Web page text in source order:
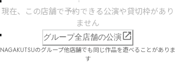
現在、この店舗で予約できる公演や貸切枠があり
ません
グループ全店舗の公演
NAGAKUTSUのグループ他店舗でも同じ作品を遊べることがありま
す